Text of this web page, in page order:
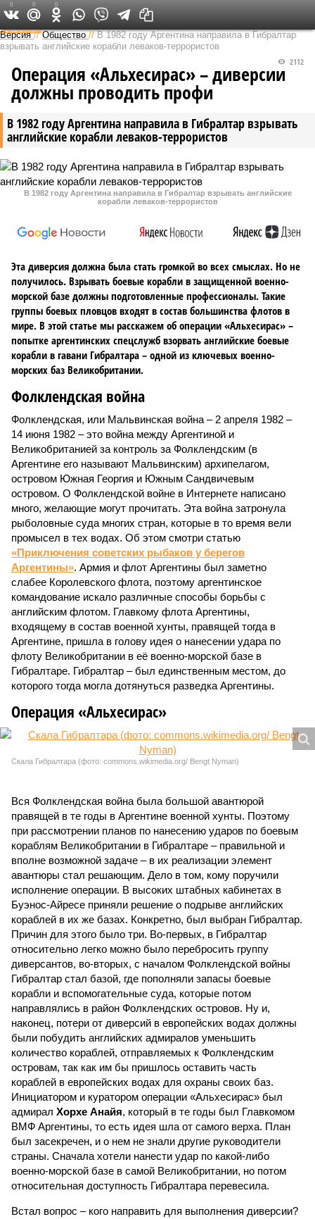
Федеральный выпуск
Версия //Общество //В 1982 году Аргентина направила в Гибралтар
взрывать английские корабли леваков-террористов
В 1982 году Аргентина направила в Гибралтар взрывать
английские корабли леваков-террористов
2112
Операция «Альхесирас» – диверсии
должны проводить профи
В 1982 году Аргентина направила в Гибралтар взрывать английские
корабли леваков-террористов
Эта диверсия должна была стать громкой во всех смыслах. Но не
получилось. Взрывать боевые корабли в защищенной военно-
морской базе должны подготовленные профессионалы. Такие
группы боевых пловцов входят в состав большинства флотов в
мире. В этой статье мы расскажем об операции «Альхесирас» –
попытке аргентинских спецслужб взорвать английские боевые
корабли в гавани Гибралтара – одной из ключевых военно-
морских баз Великобритании.
Фолклендская война
Фолклендская, или Мальвинская война – 2 апреля 1982 –
14 июня 1982 – это война между Аргентиной и
Великобританией за контроль за Фолклендским (в
Аргентине его называют Мальвинским) архипелагом,
островом Южная Георгия и Южным Сандвичевым
островом. О Фолклендской войне в Интернете написано
много, желающие могут прочитать. Эта война затронула
рыболовные суда многих стран, которые в то время вели
промысел в тех водах. Об этом смотри статью
«Приключения советских рыбаков у берегов
Аргентины». Армия и флот Аргентины был заметно
слабее Королевского флота, поэтому аргентинское
командование искало различные способы борьбы с
английским флотом. Главкому флота Аргентины,
входящему в состав военной хунты, правящей тогда в
Аргентине, пришла в голову идея о нанесении удара по
флоту Великобритании в её военно-морской базе в
Гибралтаре. Гибралтар – был единственным местом, до
которого тогда могла дотянуться разведка Аргентины.
Операция «Альхесирас»
Скала Гибралтара (фото: commons.wikimedia.org/ Bengt Nyman)
Вся Фолклендская война была большой авантюрой
правящей в те годы в Аргентине военной хунты. Поэтому
при рассмотрении планов по нанесению ударов по боевым
кораблям Великобритании в Гибралтаре – правильной и
вполне возможной задаче – в их реализации элемент
авантюры стал решающим. Дело в том, кому поручили
исполнение операции. В высоких штабных кабинетах в
Буэнос-Айресе приняли решение о подрыве английских
кораблей в их же базах. Конкретно, был выбран Гибралтар.
Причин для этого было три. Во-первых, в Гибралтар
относительно легко можно было перебросить группу
диверсантов, во-вторых, с началом Фолклендской войны
Гибралтар стал базой, где пополняли запасы боевые
корабли и вспомогательные суда, которые потом
направлялись в район Фолклендских островов. Ну и,
наконец, потери от диверсий в европейских водах должны
были побудить английских адмиралов уменьшить
количество кораблей, отправляемых к Фолклендским
островам, так как им бы пришлось оставить часть
кораблей в европейских водах для охраны своих баз.
Инициатором и куратором операции «Альхесирас» был
адмирал Хорхе Анайя, который в те годы был Главкомом
ВМФ Аргентины, то есть идея шла от самого верха. План
был засекречен, и о нем не знали другие руководители
страны. Сначала хотели нанести удар по какой-либо
военно-морской базе в самой Великобритании, но потом
относительная доступность Гибралтара перевесила.
Встал вопрос – кого направить для выполнения диверсии?
0 0 0